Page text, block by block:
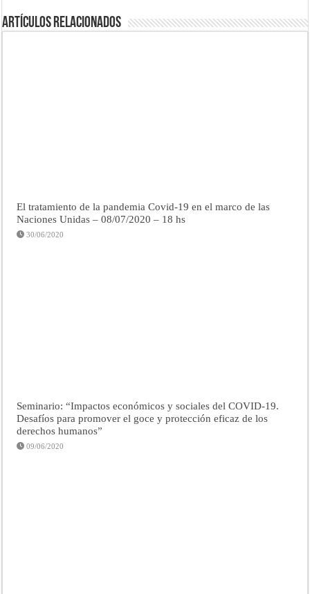
Artículos Relacionados
El tratamiento de la pandemia Covid-19 en el marco de las
Naciones Unidas – 08/07/2020 – 18 hs
30/06/2020
Seminario: “Impactos económicos y sociales del COVID-19.
Desafíos para promover el goce y protección eficaz de los
derechos humanos”
09/06/2020